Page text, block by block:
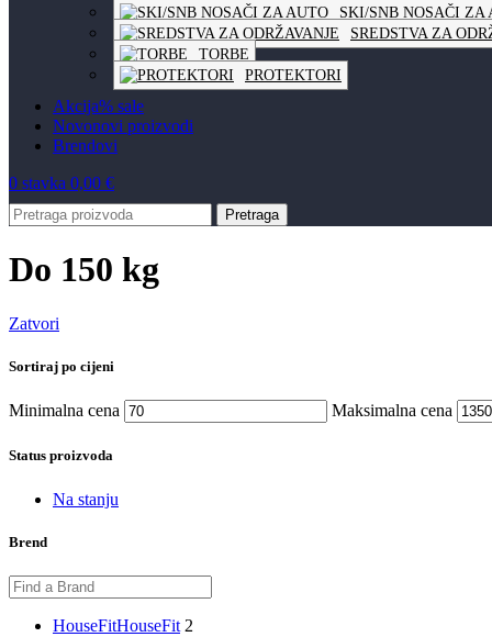
SKI/SNB NOSAČI ZA
SREDSTVA ZA
TORBE
PROTEKTORI
Akcija% sale
Novonovi proizvodi
Brendovi
0 stavka 0,00 €
Pretraga
Do 150 kg
Zatvori
Sortiraj po cijeni
Minimalna cena Maksimalna cena
Status proizvoda
Na stanju
Brend
HouseFitHouseFit 2